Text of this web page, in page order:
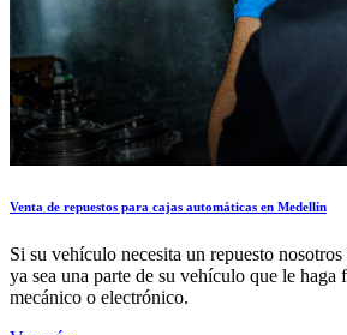
Venta de repuestos para cajas automáticas en Medellín
Si su vehículo necesita un repuesto
ya sea una parte de su vehículo que le haga
mecánico o electrónico.